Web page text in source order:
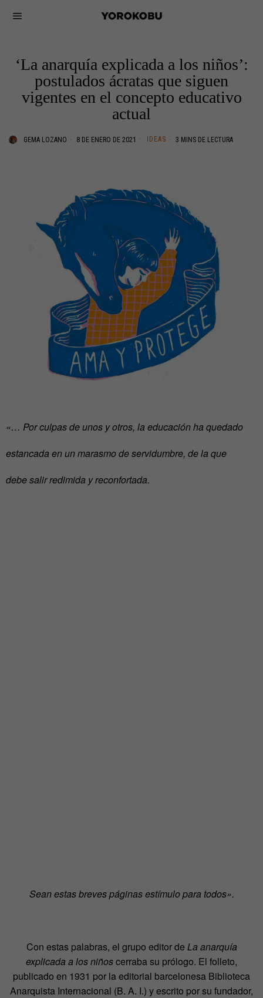
‘La anarquía explicada a los niños’:
postulados ácratas que siguen
vigentes en el concepto educativo
actual
GEMA LOZANO 8 DE ENERO DE 2021 IDEAS 3 MINS DE LECTURA
«… Por culpas de unos y otros, la educación ha quedado
estancada en un marasmo de servidumbre, de la que
debe salir redimida y reconfortada.
Sean estas breves páginas estímulo para todos».
Con estas palabras, el grupo editor de La anarquía
explicada a los niñoscerraba su prólogo. El folleto,
publicado en 1931 por la editorial barcelonesa Biblioteca
Anarquista Internacional (B. A. I.) y escrito por su fundador,